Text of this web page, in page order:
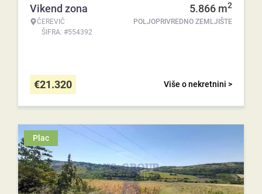
Vikend zona
ČEREVIĆ
ŠIFRA: #554392
5.866 m2
POLJOPRIVREDNO ZEMLJIŠTE
Više o nekretnini >
€21.320
Plac